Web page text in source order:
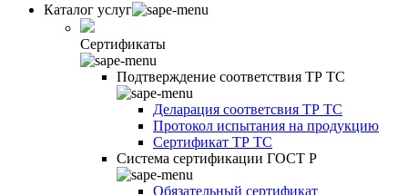
Каталог услуг
Сертификаты
Подтверждение соответствия ТР ТС
Деларация соответсвия ТР ТС
Протокол испытания на продукцию
Сертификат ТР ТС
Система сертификации ГОСТ Р
Обязательный сертификат